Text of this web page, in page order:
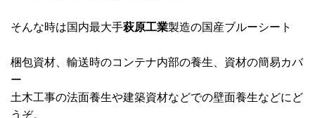
そんな時は国内最大手萩原工業製造の国産ブルーシート
梱包資材、輸送時のコンテナ内部の養生、資材の簡易カバ
ー
土木工事の法面養生や建築資材などでの壁面養生などにど
うぞ。